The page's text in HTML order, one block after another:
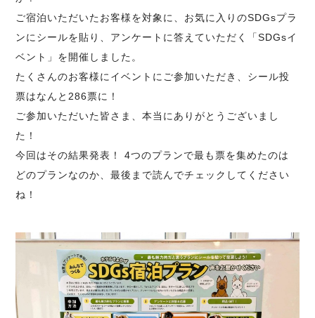
ご宿泊いただいたお客様を対象に、お気に入りのSDGsプラ
ンにシールを貼り、アンケートに答えていただく「SDGsイ
ベント」を開催しました。
たくさんのお客様にイベントにご参加いただき、シール投
票はなんと286票に！
ご参加いただいた皆さま、本当にありがとうございまし
た！
今回はその結果発表！ 4つのプランで最も票を集めたのは
どのプランなのか、最後まで読んでチェックしてください
ね！